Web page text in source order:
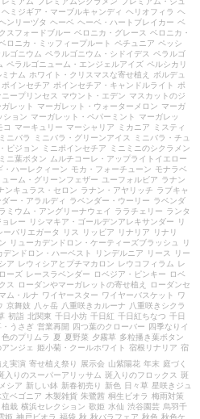
ヘミジギア・マーブルキャンディ ヘリオフィラ ヘ
ンリーヅタ ヘーベ ヘーベ・ハートブレイカー ベ
スフォードブルー ベロニカ・グレース ベロニカ・
ロニカ・ミッフィープルート ペチュニア ペッシ
ルゴニウム ペラルゴニウム・シドイデス ペラルゴ
ペラルゴニューム・エンジェルアイズ ペルシカリ
ミナム ホワイト・クリスマスな寄せ植え
ボルデュ
ポインセチア ポインセチア・キャンドルライト
ポ
ープリンセス マウント・エデン マスカットのジ
ガレット マーガレット・ウォーターメロン マーガ
ション マーガレット・ペパーミント
マーガレッ
コ マーキュリー マーシャリア ミカニア
ミスティ
ミニバラ ミニバラ・グリーンアイス
ミニバラ・チュ
ピジョン ミニポインセチア
ミニミニのシクラメン
ミニ葉ボタン
ムルチコーレ・アップライトイエロー
・ハーレクィーン モカ・フォーチューン モナラベ
ューム・グリーンフェザー ユーフォルビア ラナン
ンキュラス・セロン ラナン・アヤリッチ ラブキャ
ダー・アラルディ ラベンダー・ウーリー ラベンダ
ラミウム・アングリーナウェイ ララチェリー ランタ
レー リシマキア・ゴールデンアレキサンダー
リ
ーバリエガータ リス リッピア リナリア
リナリ
リューカデンドロン・ケーティーズブラッシュ
リ
デンドロン・ハーベスト リンデルニア リース
リー
ア レウィシアとプチマカロン レウコフィラム レ
ーズ レースラベンダー ロベジア・ピンキー
ロベ
ス ローダンやマーガレットの寄せ植え
ローダンセ
ム・ルナ ワイヤースター ワイヤーバスケット
ワ
京舞妓 八ヶ岳 八重咲きカルーナ
八重咲きシクラ
初詣 北関東 千日小坊 千日紅 千日紅ちなつ 千日
・うさぎ 営業再開 四つ葉のクローバー 四季なりイ
のプリムラ 夏 夏野菜 夕霧草 多粒播き葉ボタン
ンジェ 姫小菊・クールホワイト 宿根リナリア 宿
え実演 寄せ植え祭り 展示会 山紫陽花 年末 庭づく
入りのスーパーアリッサム 斑入りのフロックス 斑
シア 新しい鉢 新春初売り 新色 日々草 星咲きジュ
立ベゴニア 木製雑貨 朱鷺茜 桐生ビオラ 梅雨対策
植栽 横浜セレクション 歌姫 水仙 渋谷園芸 烏羽千
姫 神戸ビオラ 福袋 秋 秋バラフェア 秋色 秋色ケ